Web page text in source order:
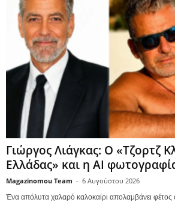
Γιώργος Λιάγκας: Ο «Τζορτζ
Ελλάδας» και η AI
Magazinomou Team - 6 Αυγούστου 2026
Ένα απόλυτα χαλαρό καλοκαίρι απολαμβάνει φέτος